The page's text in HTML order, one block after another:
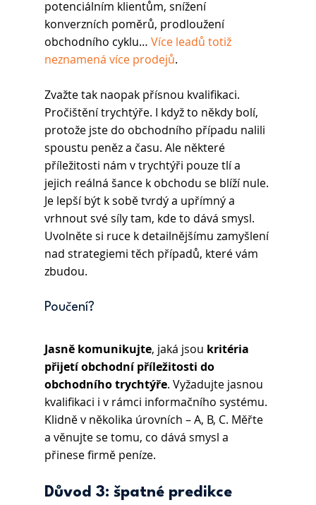
potenciálním klientům, snížení
konverzních poměrů, prodloužení
obchodního cyklu… Více leadů totiž
neznamená více prodejů.
Zvažte tak naopak přísnou kvalifikaci.
Pročištění trychtýře. I když to někdy bolí,
protože jste do obchodního případu nalili
spoustu peněz a času. Ale některé
příležitosti nám v trychtýři pouze tlí a
jejich reálná šance k obchodu se blíží nule.
Je lepší být k sobě tvrdý a upřímný a
vrhnout své síly tam, kde to dává smysl.
Uvolněte si ruce k detailnějšímu zamyšlení
nad strategiemi těch případů, které vám
zbudou.
Poučení?
Jasně komunikujte, jaká jsou kritéria
přijetí obchodní příležitosti do
obchodního trychtýře. Vyžadujte jasnou
kvalifikaci i v rámci informačního systému.
Klidně v několika úrovních – A, B, C. Měřte
a věnujte se tomu, co dává smysl a
přinese firmě peníze.
Důvod 3: špatné predikce